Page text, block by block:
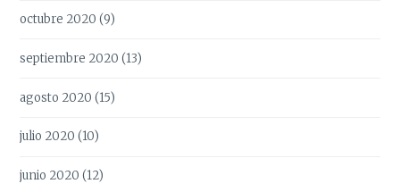
octubre 2020 (9)
septiembre 2020 (13)
agosto 2020 (15)
julio 2020 (10)
junio 2020 (12)